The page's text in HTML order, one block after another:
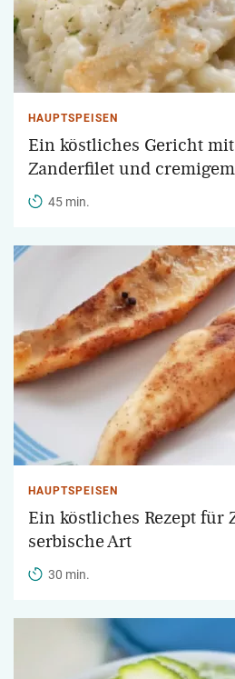
HAUPTSPEISEN
Ein köstliches Gericht
Zanderfilet und
45 min.
HAUPTSPEISEN
Ein köstliches Rezept für
serbische Art
30 min.